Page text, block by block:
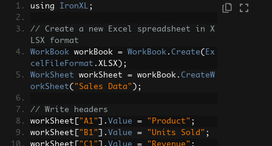
using IronXL ;
// Create a new Excel spreadsheet in X
LSX format
WorkBook workBook = WorkBook . Create( Ex
celFileFormat . XLSX );
WorkSheet workSheet = workBook . CreateW
orkSheet( "Sales Data" );
// Write headers
workSheet
"A1" ]. Value = "Product" ;
workSheet
"B1" ]. Value = "Units Sold" ;